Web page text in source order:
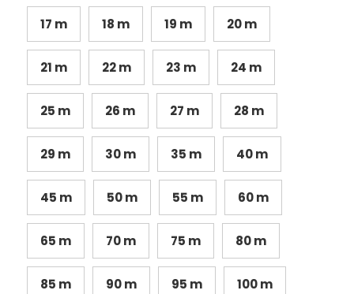
17 m 18 m 19 m 20 m
21 m 22 m 23 m 24 m
25 m 26 m 27 m 28 m
29 m 30 m 35 m 40 m
45 m 50 m 55 m 60 m
65 m 70 m 75 m 80 m
85 m 90 m 95 m 100 m